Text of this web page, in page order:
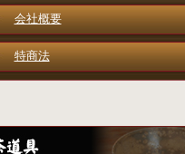
会社概要
特商法